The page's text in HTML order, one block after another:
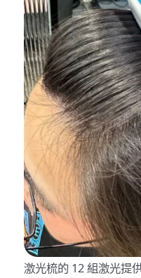
激光梳的 12 組激光提